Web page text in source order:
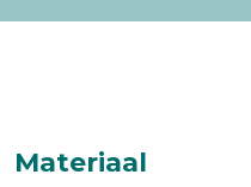
Materiaal